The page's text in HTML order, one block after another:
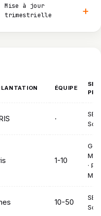
Mise à jour
trimestrielle
ÉQUIPE
·
SEO
1-10
·
Max
10-50
SEO